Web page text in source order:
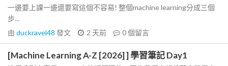
一邊要上課一邊還要寫這個不容易! 整個machine learning分成三個
步...
由 duckravel48 發文 2 天前 0個留言
[Machine Learning A-Z [2026] ] 學習筆記 Day1